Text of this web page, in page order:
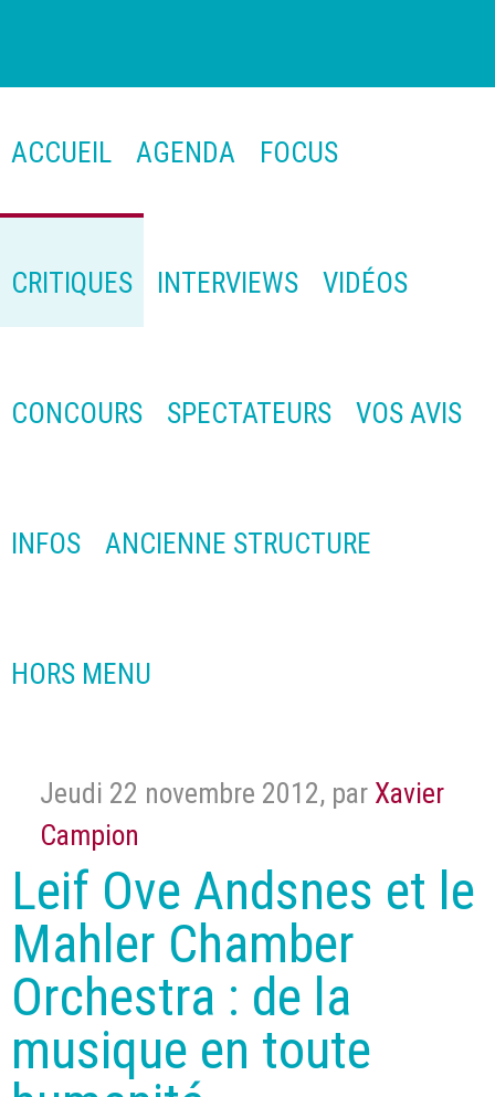
ACCUEIL AGENDA FOCUS
CRITIQUES INTERVIEWS VIDÉOS
CONCOURS SPECTATEURS VOS AVIS
INFOS ANCIENNE STRUCTURE
HORS MENU
Jeudi 22 novembre 2012, par Xavier
Campion
Leif Ove Andsnes et le
Mahler Chamber
Orchestra : de la
musique en toute